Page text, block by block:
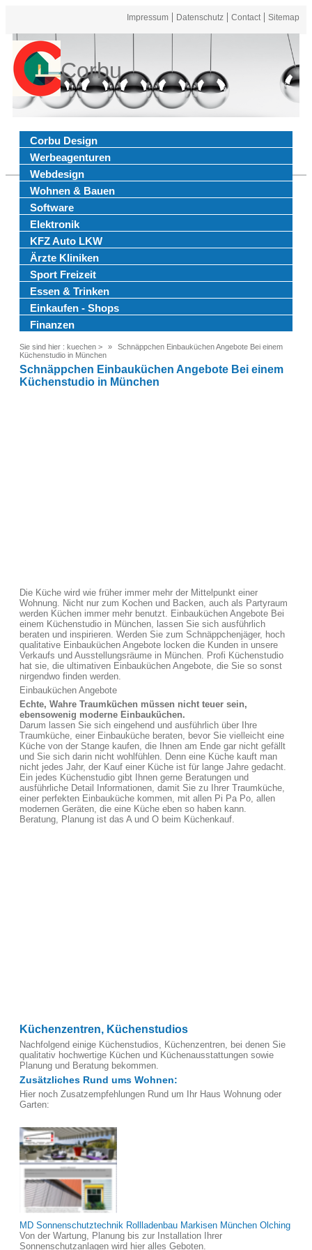
Impressum Datenschutz Contact Sitemap
Corbu
Corbu Design
Werbeagenturen
Webdesign
Wohnen & Bauen
Software
Elektronik
KFZ Auto LKW
Ärzte Kliniken
Sport Freizeit
Essen & Trinken
Einkaufen - Shops
Finanzen
Sie sind hier : kuechen >
Schnäppchen Einbauküchen Angebote Bei einem
Küchenstudio in München
Schnäppchen Einbauküchen Angebote Bei einem
Küchenstudio in München
Die Küche wird wie früher immer mehr der Mittelpunkt einer
Wohnung. Nicht nur zum Kochen und Backen, auch als Partyraum
werden Küchen immer mehr benutzt. Einbauküchen Angebote Bei
einem Küchenstudio in München, lassen Sie sich ausführlich
beraten und inspirieren. Werden Sie zum Schnäppchenjäger, hoch
qualitative Einbauküchen Angebote locken die Kunden in unsere
Verkaufs und Ausstellungsräume in München. Profi Küchenstudio
hat sie, die ultimativen Einbauküchen Angebote, die Sie so sonst
nirgendwo finden werden.
Einbauküchen Angebote
Echte, Wahre Traumküchen müssen nicht teuer sein,
ebensowenig moderne Einbauküchen.
Darum lassen Sie sich eingehend und ausführlich über Ihre
Traumküche, einer Einbauküche beraten, bevor Sie vielleicht eine
Küche von der Stange kaufen, die Ihnen am Ende gar nicht gefällt
und Sie sich darin nicht wohlfühlen. Denn eine Küche kauft man
nicht jedes Jahr, der Kauf einer Küche ist für lange Jahre gedacht.
Ein jedes Küchenstudio gibt Ihnen gerne Beratungen und
ausführliche Detail Informationen, damit Sie zu Ihrer Traumküche,
einer perfekten Einbauküche kommen, mit allen Pi Pa Po, allen
modernen Geräten, die eine Küche eben so haben kann.
Beratung, Planung ist das A und O beim Küchenkauf.
Küchenzentren, Küchenstudios
Nachfolgend einige Küchenstudios, Küchenzentren, bei denen Sie
qualitativ hochwertige Küchen und Küchenausstattungen sowie
Planung und Beratung bekommen.
Zusätzliches Rund ums Wohnen:
Hier noch Zusatzempfehlungen Rund um Ihr Haus Wohnung oder
Garten:
MD Sonnenschutztechnik Rollladenbau Markisen München Olching
Von der Wartung, Planung bis zur Installation Ihrer
Sonnenschutzanlagen wird hier alles Geboten.